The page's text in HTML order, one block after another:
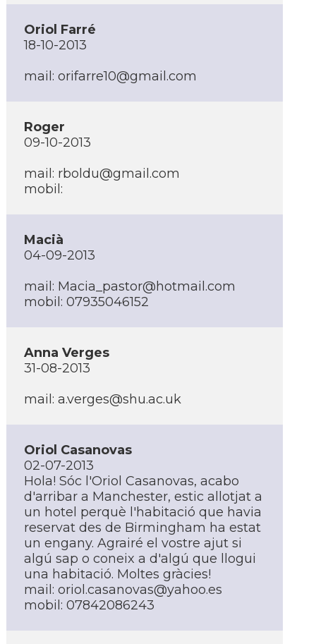
Oriol Farré
18-10-2013
mail: orifarre10@gmail.com
Roger
09-10-2013
mail: rboldu@gmail.com
mobil:
Macià
04-09-2013
mail: Macia_pastor@hotmail.com
mobil: 07935046152
Anna Verges
31-08-2013
mail: a.verges@shu.ac.uk
Oriol Casanovas
02-07-2013
Hola! Sóc l'Oriol Casanovas, acabo
d'arribar a Manchester, estic allotjat a
un hotel perquè l'habitació que havia
reservat des de Birmingham ha estat
un engany. Agrairé el vostre ajut si
algú sap o coneix a d'algú que llogui
una habitació. Moltes gràcies!
mail: oriol.casanovas@yahoo.es
mobil: 07842086243